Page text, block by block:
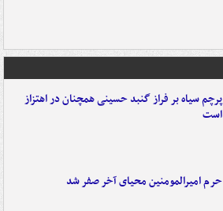
پرچم سیاه بر فراز گنبد حسینی همچنان در اهتزاز
است
حرم امیرالمومنین محیای آخر صفر شد